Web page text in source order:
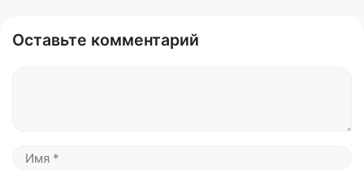
Оставьте комментарий
Имя